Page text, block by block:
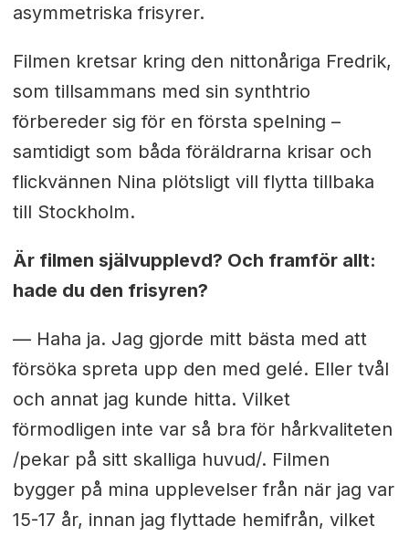
asymmetriska frisyrer.
Filmen kretsar kring den nittonåriga Fredrik,
som tillsammans med sin synthtrio
förbereder sig för en första spelning –
samtidigt som båda föräldrarna krisar och
flickvännen Nina plötsligt vill flytta tillbaka
till Stockholm.
Är filmen självupplevd? Och framför allt:
hade du den frisyren?
— Haha ja. Jag gjorde mitt bästa med att
försöka spreta upp den med gelé. Eller tvål
och annat jag kunde hitta. Vilket
förmodligen inte var så bra för hårkvaliteten
/pekar på sitt skalliga huvud/. Filmen
bygger på mina upplevelser från när jag var
15-17 år, innan jag flyttade hemifrån, vilket